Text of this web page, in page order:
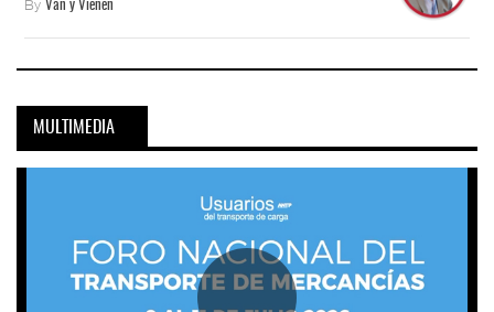
By Van y Vienen
MULTIMEDIA